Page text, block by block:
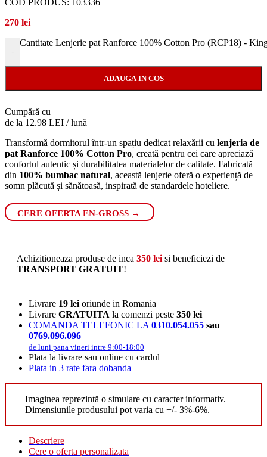
270 lei
-
Cantitate Lenjerie pat Ranforce 100% Cotton Pro (RCP18) -
ADAUGA IN COS
Cumpără cu
de la 12.98 LEI / lună
Transformă dormitorul într-un spațiu dedicat relaxării cu lenjeria de
pat Ranforce 100% Cotton Pro, creată pentru cei care apreciază
confortul autentic și durabilitatea materialelor de calitate. Fabricată
din 100% bumbac natural, această lenjerie oferă o experiență de
somn plăcută și sănătoasă, inspirată de standardele hoteliere.
CERE OFERTA EN-GROSS →
Achizitioneaza produse de inca 350 lei si beneficiezi de
TRANSPORT GRATUIT!
Livrare 19 lei oriunde in Romania
Livrare GRATUITA la comenzi peste 350 lei
COMANDA TELEFONIC LA 0310.054.055 sau
0769.096.096
de luni pana vineri intre 9:00-18:00
Plata la livrare sau online cu cardul
Plata in 3 rate fara dobanda
Imaginea reprezintă o simulare cu caracter informativ.
Dimensiunile produsului pot varia cu +/- 3%-6%.
Descriere
Cere o oferta personalizata